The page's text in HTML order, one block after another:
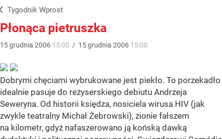
Tygodnik Wprost
Płonąca pietruszka
15grudnia 2006 15:00 / 15grudnia 2006 15:00
Dobrymi chęciami wybrukowane jest piekło. To porzekadło
idealnie pasuje do reżyserskiego debiutu Andrzeja
Seweryna. Od historii księdza, nosiciela wirusa HIV (jak
zwykle teatralny Michał Żebrowski), zionie fałszem
na kilometr, gdyż nafaszerowano ją końską dawką